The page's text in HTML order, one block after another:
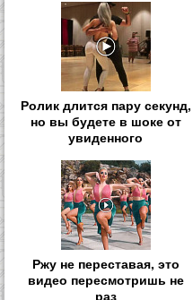
Ролик длится пару секунд,
но вы будете в шоке от
увиденного
Ржу не переставая, это
видео пересмотришь не
раз